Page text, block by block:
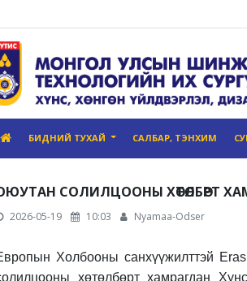
БИДНИЙ ТУХАЙ САЛБАР, ТЭНХИМ
СОЛИЛЦООНЫ ХӨТӨЛБӨРТ
2026-05-19 10:03 Nyamaa-Odser
Холбооны санхүүжилттэй
хөтөлбөрт хамрагдан